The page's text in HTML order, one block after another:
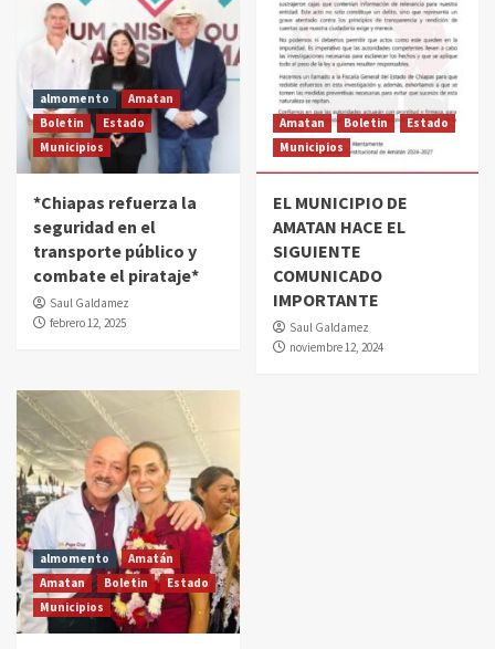
almomento
Amatan
Boletin
Estado
Municipios
*Chiapas refuerza la
seguridad en el
transporte público y
combate el pirataje*
Saul Galdamez
febrero 12, 2025
Amatan Boletin
Estado
Municipios
EL MUNICIPIO DE
AMATAN HACE EL
SIGUIENTE
COMUNICADO
IMPORTANTE
Saul Galdamez
noviembre 12, 2024
almomento
Amatán
Amatan
Boletin
Estado
Municipios